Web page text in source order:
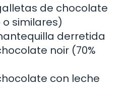
de chocolate
similares)
derretida
noir (70%
con leche